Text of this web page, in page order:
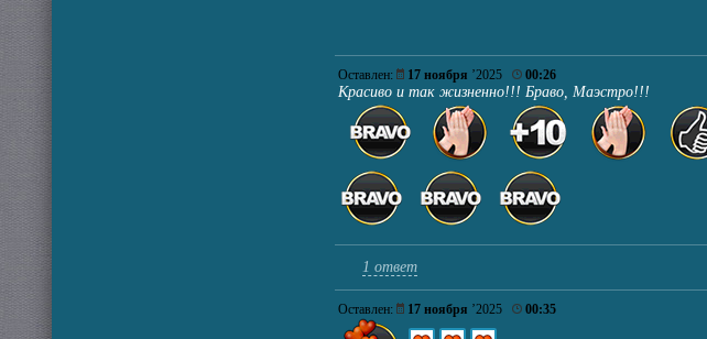
Оставлен: 17 ноября ’2025 00:26
Красиво и так жизненно!!! Браво, Маэстро!!!
1 ответ
Оставлен: 17 ноября ’2025 00:35